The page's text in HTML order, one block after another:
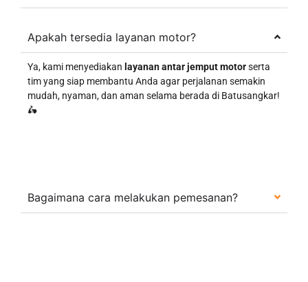
Apakah tersedia layanan motor?
Ya, kami menyediakan layanan antar jemput motorserta
tim yang siap membantu Anda agar perjalanan semakin
mudah, nyaman, dan aman selama berada di Batusangkar!
🛵
Bagaimana cara melakukan pemesanan?